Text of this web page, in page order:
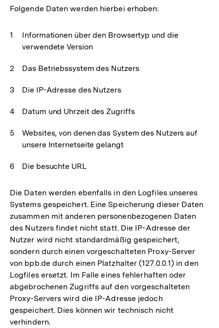
Folgende Daten werden hierbei erhoben:
Informationen über den Browsertyp und die
verwendete Version
Das Betriebssystem des Nutzers
Die IP-Adresse des Nutzers
Datum und Uhrzeit des Zugriffs
Websites, von denen das System des Nutzers auf
unsere Internetseite gelangt
Die besuchte URL
Die Daten werden ebenfalls in den Logfiles unseres
Systems gespeichert. Eine Speicherung dieser Daten
zusammen mit anderen personenbezogenen Daten
des Nutzers findet nicht statt. Die IP-Adresse der
Nutzer wird nicht standardmäßig gespeichert,
sondern durch einen vorgeschalteten Proxy-Server
von bpb.de durch einen Platzhalter (127.0.0.1) in den
Logfiles ersetzt. Im Falle eines fehlerhaften oder
abgebrochenen Zugriffs auf den vorgeschalteten
Proxy-Servers wird die IP-Adresse jedoch
gespeichert. Dies können wir technisch nicht
verhindern.